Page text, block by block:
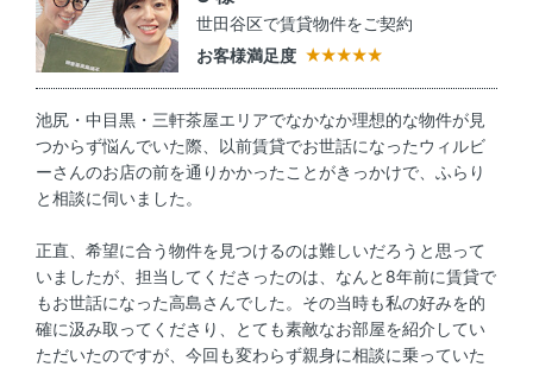
世田谷区で賃貸物件をご契約
お客様満足度
池尻・中目黒・三軒茶屋エリアでなかなか理想的な物件が見
つからず悩んでいた際、以前賃貸でお世話になったウィルビ
ーさんのお店の前を通りかかったことがきっかけで、ふらり
と相談に伺いました。
正直、希望に合う物件を見つけるのは難しいだろうと思って
いましたが、担当してくださったのは、なんと8年前に賃貸で
もお世話になった高島さんでした。その当時も私の好みを的
確に汲み取ってくださり、とても素敵なお部屋を紹介してい
ただいたのですが、今回も変わらず親身に相談に乗っていた